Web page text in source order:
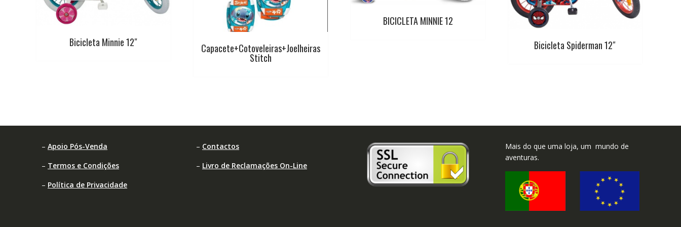
Bicicleta Minnie 12″ Capacete+Cotoveleiras+Joelheiras
Stitch
BICICLETA MINNIE 12
Bicicleta Spiderman 12″
– Apoio Pós-Venda
– Termos e Condições
– Política de Privacidade
– Contactos
– Livro de Reclamações On-Line
Mais do que uma loja, um mundo de
aventuras.